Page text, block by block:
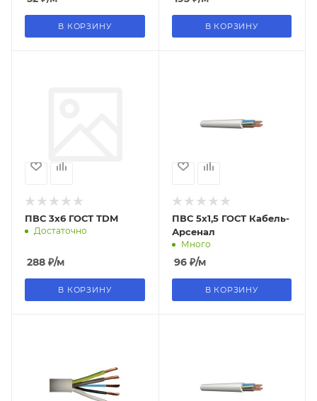
В КОРЗИНУ В КОРЗИНУ
ПВС 3х6 ГОСТ TDM
Достаточно
288 ₽/м
В КОРЗИНУ
ПВС 5х1,5 ГОСТ Кабель-
Арсенал
Много
96₽/м
В КОРЗИНУ